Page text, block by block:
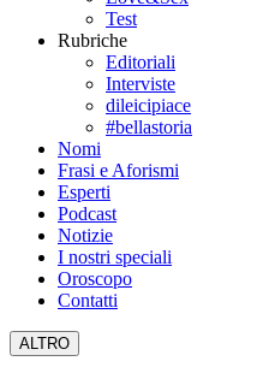
Test
Rubriche
Editoriali
Interviste
dileicipiace
#bellastoria
Nomi
Frasi e Aforismi
Esperti
Podcast
Notizie
I nostri speciali
Oroscopo
Contatti
ALTRO